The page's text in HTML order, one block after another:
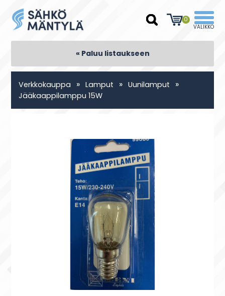
0
« Paluu listaukseen
Verkkokauppa » Lamput » Uunilamput »
Jääkaappilamppu 15W